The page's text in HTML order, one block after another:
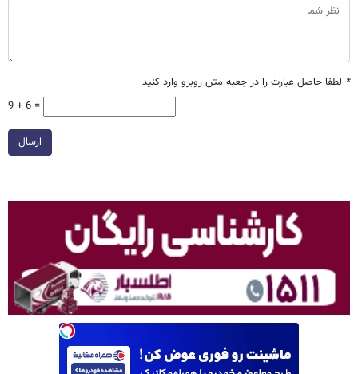
* لطفا حاصل عبارت را در جعبه متن روبرو وارد کنید
9 + 6 =
ارسال